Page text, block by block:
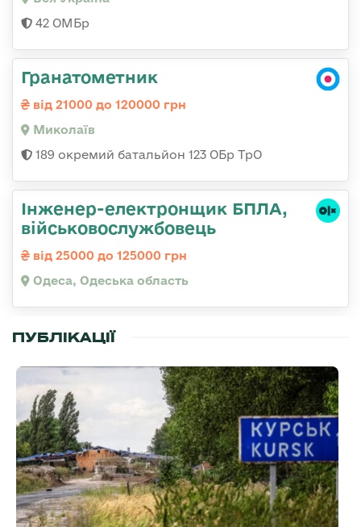
42 ОМБр
Гранатометник
від 21000 до 120000 грн
Миколаїв
189 окремий батальйон 123 ОБр ТрО
Інженер-електронщик БПЛА,
військовослужбовець
від 25000 до 125000 грн
Одеса, Одеська область
ПУБЛІКАЦІЇ